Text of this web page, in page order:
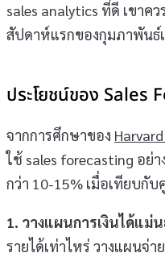
sales analytics ที่ดี เขา
สัปดาห์แรกของกุมภาพันธ์
ประโยชน์ของ Sales
จากการศึกษาของ
ใช้ sales forecasting อย่
กว่า 10-15% เมื่อเทียบกับ
1. วางแผนการเงินได้แม่
รายได้เท่าไหร่ วางแผนจ่า